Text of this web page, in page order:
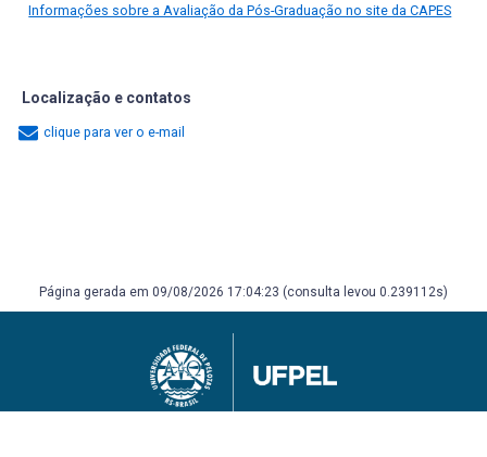
Informações sobre a Avaliação da Pós-Graduação no site da CAPES
Localização e contatos
clique para ver o e-mail
Página gerada em 09/08/2026 17:04:23 (consulta levou 0.239112s)